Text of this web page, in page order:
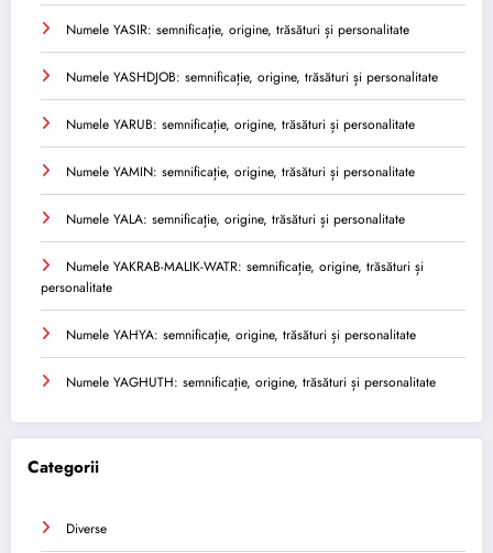
Numele YASIR: semnificație, origine, trăsături și personalitate
Numele YASHDJOB: semnificație, origine, trăsături și personalitate
Numele YARUB: semnificație, origine, trăsături și personalitate
Numele YAMIN: semnificație, origine, trăsături și personalitate
Numele YALA: semnificație, origine, trăsături și personalitate
Numele YAKRAB-MALIK-WATR: semnificație, origine, trăsături și
personalitate
Numele YAHYA: semnificație, origine, trăsături și personalitate
Numele YAGHUTH: semnificație, origine, trăsături și personalitate
Categorii
Diverse